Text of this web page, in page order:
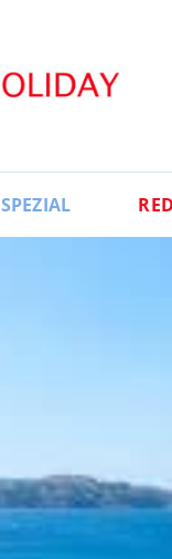
SPEZIAL RED